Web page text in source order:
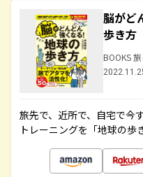
脳がど
歩き方
BOOKS
旅先で、近所で、自宅で今
トレーニングを「地球の